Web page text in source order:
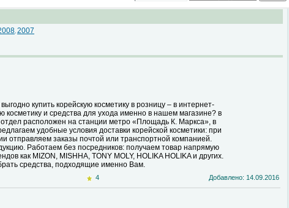
, 2007
купить корейскую косметику в розницу – в интернет-
и средства для ухода именно в нашем магазине? в
расположен на станции метро «Площадь К. Маркса», в
удобные условия доставки корейской косметики: при
отправляем заказы почтой или транспортной компанией.
Работаем без посредников: получаем товар напрямую
как MIZON, MISHHA, TONY MOLY, HOLIKA HOLIKA и других.
средства, подходящие именно Вам.
4 Добавлено: 14.09.2016